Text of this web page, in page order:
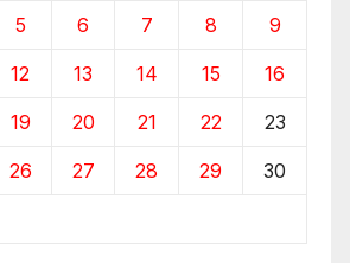
5 6 7 8 9
12 13 14 15 16
19 20 21 22 23
26 27 28 29 30